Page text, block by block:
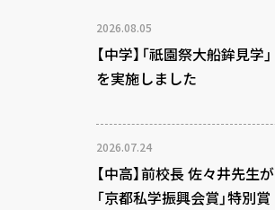
2026.08.05
【中学】「祇園祭大船鉾見学」
を実施しました
2026.07.24
【中高】前校長 佐々井先生が
「京都私学振興会賞」特別賞